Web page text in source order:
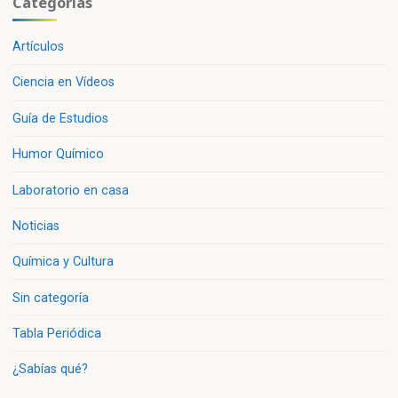
Artículos
Ciencia en Vídeos
Guía de Estudios
Humor Químico
Laboratorio en casa
Noticias
Química y Cultura
Sin categoría
Tabla Periódica
¿Sabías qué?